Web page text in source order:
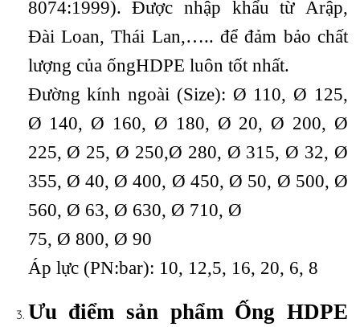
8074:1999). Được nhập khẩu từ Ảrập,
Đài Loan, Thái Lan,….. để đảm bảo chất
lượng của ốngHDPE luôn tốt nhất.
Đường kính ngoài (Size): Ø 110, Ø 125,
Ø 140, Ø 160, Ø 180, Ø 20, Ø 200, Ø
225, Ø 25, Ø 250,Ø 280, Ø 315, Ø 32, Ø
355, Ø 40, Ø 400, Ø 450, Ø 50, Ø 500, Ø
560, Ø 63, Ø 630, Ø 710, Ø
75, Ø 800, Ø 90
Áp lực (PN:bar): 10, 12,5, 16, 20, 6, 8
Ưu điểm sản phẩm Ống HDPE